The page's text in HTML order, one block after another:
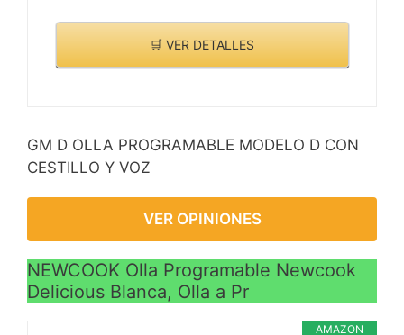
🛒 VER DETALLES
GM D OLLA PROGRAMABLE MODELO D CON
CESTILLO Y VOZ
VER OPINIONES
NEWCOOK Olla Programable Newcook
Delicious Blanca, Olla a Pr
AMAZON